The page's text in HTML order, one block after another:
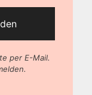
per E-Mail.